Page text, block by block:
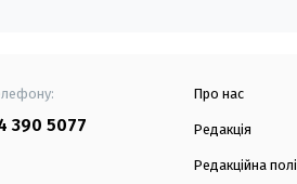
390 5077
Про нас
Редакція
Редакційна